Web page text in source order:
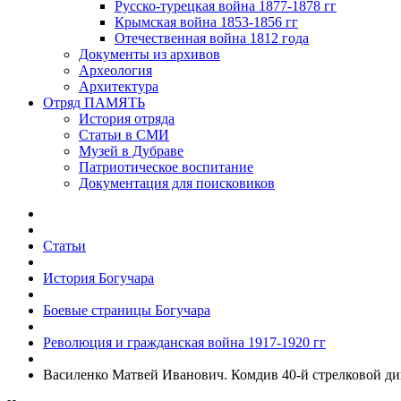
Русско-турецкая война 1877-1878 гг
Крымская война 1853-1856 гг
Отечественная война 1812 года
Документы из архивов
Археология
Архитектура
Отряд ПАМЯТЬ
История отряда
Статьи в СМИ
Музей в Дубраве
Патриотическое воспитание
Документация для поисковиков
Статьи
История Богучара
Боевые страницы Богучара
Революция и гражданская война 1917-1920 гг
Василенко Матвей Иванович. Комдив 40-й стрелковой